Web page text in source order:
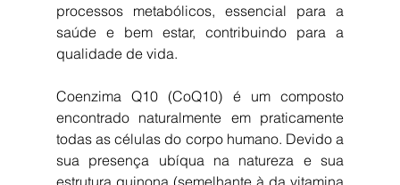
processos metabólicos, essencial para a
saúde e bem estar, contribuindo para a
qualidade de vida.
Coenzima Q10 (CoQ10) é um composto
encontrado naturalmente em praticamente
todas as células do corpo humano. Devido a
sua presença ubíqua na natureza e sua
estrutura quinona (semelhante à da vitamina